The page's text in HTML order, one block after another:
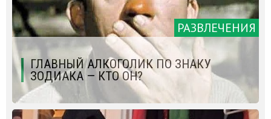
РАЗВЛЕЧЕНИЯ
ГЛАВНЫЙ АЛКОГОЛИК ПО ЗНАКУ
ЗОДИАКА — КТО ОН?